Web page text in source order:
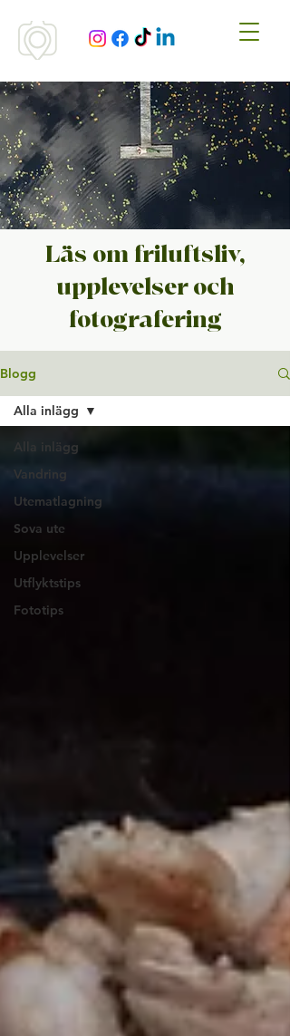
Läs om friluftsliv,
upplevelser och
fotografering
Blogg
Alla inlägg
Vandring
Utematlagning
Sova ute
Upplevelser
Utflyktstips
Fototips
Alla inlägg